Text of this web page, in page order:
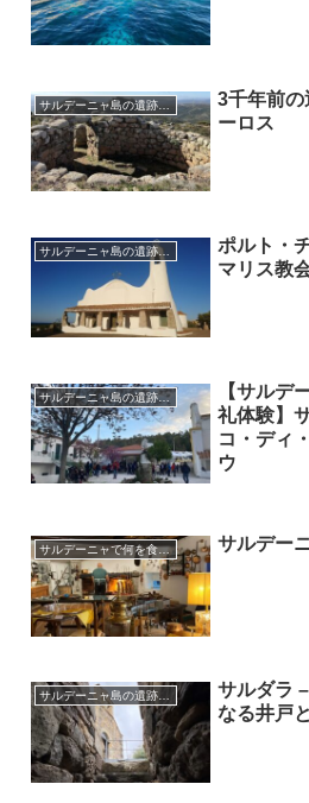
サルデーニャ島の遺跡、教会、祭り
3千年前
ーロス
サルデーニャ島の遺跡、教会、祭り
ポルト・
マリス教
サルデーニャ島の遺跡、教会、祭り
【サルデ
礼体験】
コ・ディ
ウ
サルデーニャで何を食べる？ サルデー
サルデーニャ島の遺跡、教会、祭り
サルダラ
なる井戸